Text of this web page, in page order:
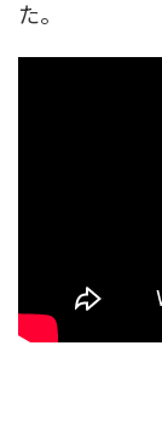
た。